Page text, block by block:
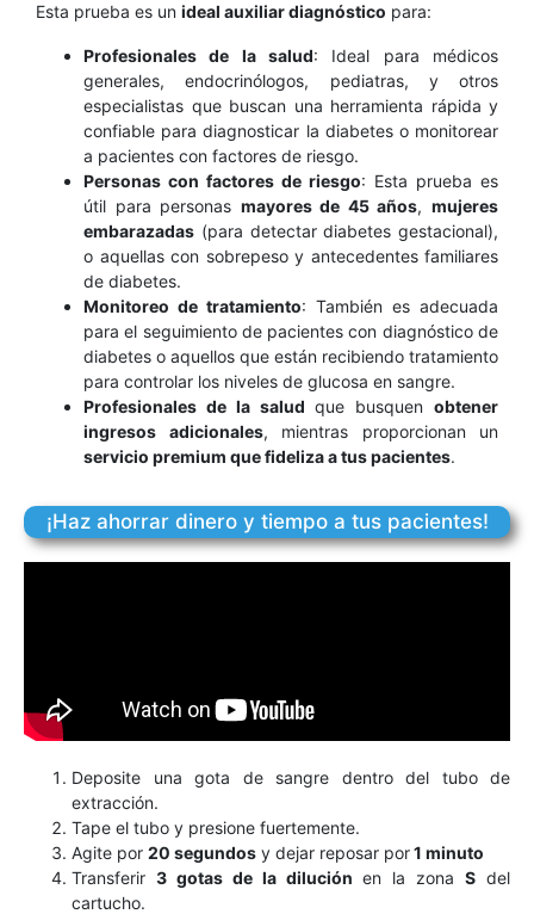
Detec
ta la
diabe
tes
gesta
Haz
del
contr
ol de
HbA1c
preval
encia
de la
tes en
adult
os
Esta prueba es un ideal auxiliar diagnóstico para:
Profesionales de la salud: Ideal para médicos
generales, endocrinólogos, pediatras, y otros
especialistas que buscan una herramienta rápida y
confiable para diagnosticar la diabetes o monitorear
a pacientes con factores de riesgo.
Personas con factores de riesgo: Esta prueba es
útil para personas mayores de 45 años,mujeres
embarazadas (para detectar diabetes gestacional),
o aquellas con sobrepeso y antecedentes familiares
de diabetes.
Monitoreo de tratamiento: También es adecuada
para el seguimiento de pacientes con diagnóstico de
diabetes o aquellos que están recibiendo tratamiento
para controlar los niveles de glucosa en sangre.
Profesionales de la salud que busquen obtener
ingresos adicionales, mientras proporcionan un
servicio premium que fideliza a tus pacientes.
¡Haz ahorrar dinero y tiempo a tus pacientes!
Deposite una gota de sangre dentro del tubo de
extracción.
Tape el tubo y presione fuertemente.
Agite por 20 segundos y dejar reposar por1 minuto
Transferir 3 gotas de la dilución en la zona S del
cartucho.